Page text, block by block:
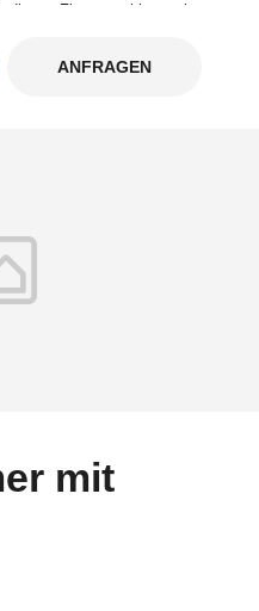
dieses Zimmers, bitten wir
Die Nutzung der
ANFRAGEN
mit